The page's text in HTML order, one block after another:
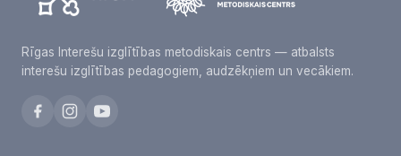
Rīgas Interešu izglītības metodiskais centrs — atbalsts
interešu izglītības pedagogiem, audzēkņiem un vecākiem.